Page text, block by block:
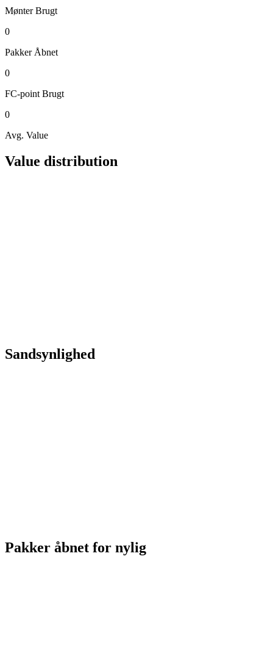
Mønter Brugt
0
Pakker Åbnet
0
FC-point Brugt
0
Avg. Value
Value distribution
Sandsynlighed
Pakker åbnet for nylig